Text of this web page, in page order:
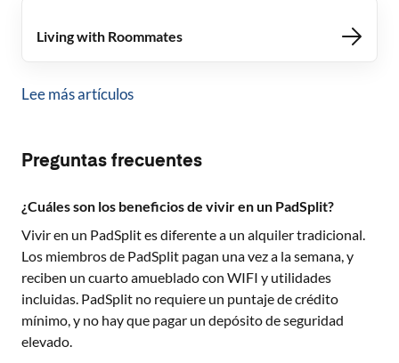
Living with Roommates
Lee más artículos
Preguntas frecuentes
¿Cuáles son los beneficios de vivir en un PadSplit?
Vivir en un PadSplit es diferente a un alquiler tradicional.
Los miembros de PadSplit pagan una vez a la semana, y
reciben un cuarto amueblado con WIFI y utilidades
incluidas. PadSplit no requiere un puntaje de crédito
mínimo, y no hay que pagar un depósito de seguridad
elevado.